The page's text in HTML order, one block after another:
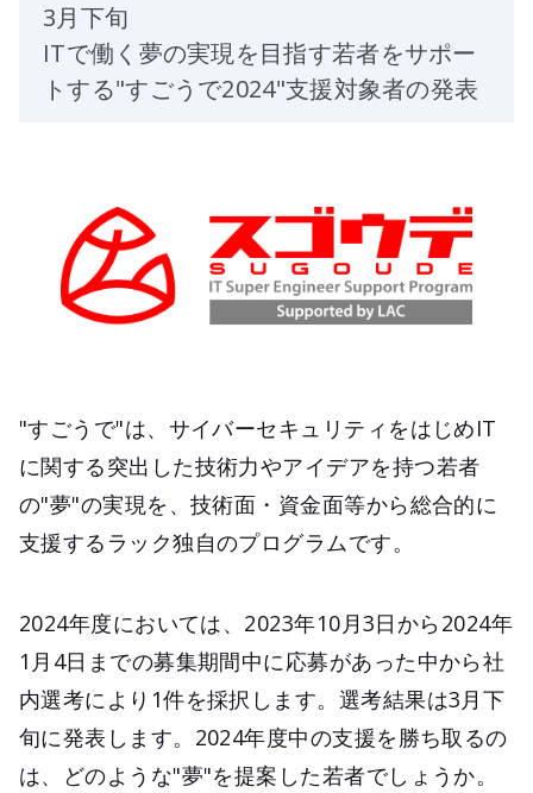
3月下旬
ITで働く夢の実現を目指す若者をサポー
トする"すごうで2024"支援対象者の発表
"すごうで"は、サイバーセキュリティをはじめIT
に関する突出した技術力やアイデアを持つ若者
の"夢"の実現を、技術面・資金面等から総合的に
支援するラック独自のプログラムです。
2024年度においては、2023年10月3日から2024年
1月4日までの募集期間中に応募があった中から社
内選考により1件を採択します。選考結果は3月下
旬に発表します。2024年度中の支援を勝ち取るの
は、どのような"夢"を提案した若者でしょうか。